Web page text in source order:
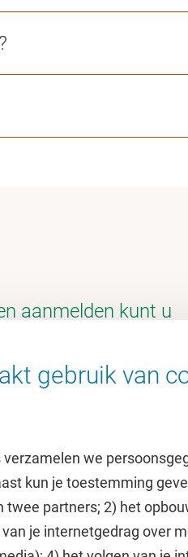
aanmelden kunt u
gebruik van
we
kun je toestemming
twee partners; 2) het
je internetgedrag over